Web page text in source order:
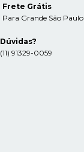
Frete Grátis
Para Grande São Paulo
Dúvidas?
(11) 91329-0059